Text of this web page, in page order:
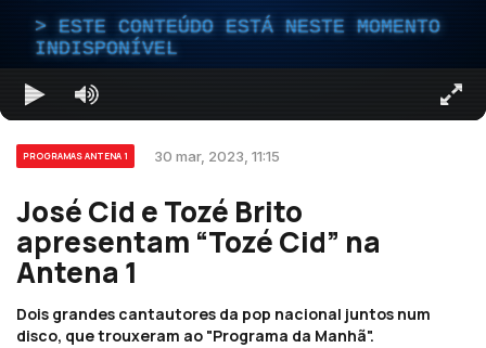
ESTE CONTEÚDO ESTÁ NESTE MOMENTO
INDISPONÍVEL
PROGRAMAS ANTENA 1 30 mar, 2023, 11:15
José Cid e Tozé Brito
apresentam “Tozé Cid” na
Antena 1
Dois grandes cantautores da pop nacional juntos num
disco, que trouxeram ao "Programa da Manhã".